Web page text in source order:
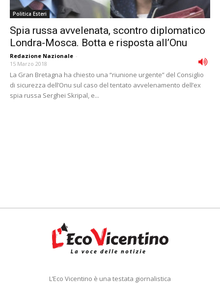
Politica Esteri
Spia russa avvelenata, scontro diplomatico
Londra-Mosca. Botta e risposta all’Onu
Redazione Nazionale -
15 Marzo 2018
La Gran Bretagna ha chiesto una “riunione urgente” del Consiglio
di sicurezza dell’Onu sul caso del tentato avvelenamento dell’ex
spia russa Serghei Skripal, e...
L’Eco Vicentino è una testata giornalistica